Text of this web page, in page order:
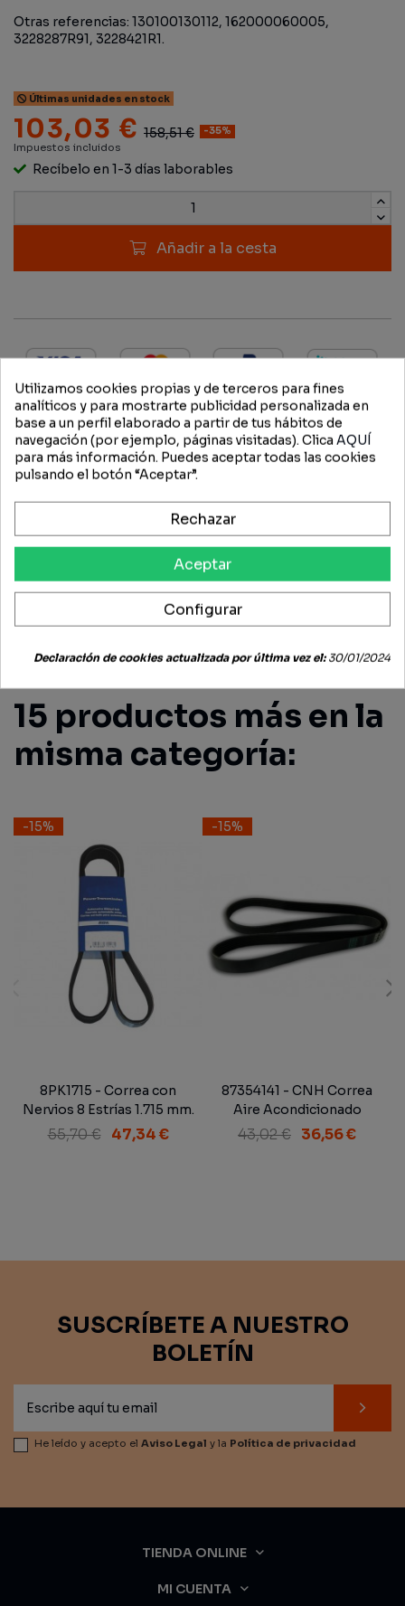
Otras referencias: 130100130112, 162000060005,
3228287R91, 3228421R1.
Últimas unidades en stock
103,03 € 158,51 € -35%
Impuestos incluidos
Recíbelo en 1-3 días laborables
Añadir a la cesta
DESCRIPCIÓN
FICHA TÉCNICA
OPINIONES (0)
15 productos más en la
misma categoría:
-15%
8PK1715 - Correa con
Nervios 8 Estrías 1.715 mm.
55,70 € 47,34 €
-15%
87354141 - CNH Correa
Aire Acondicionado
43,02 € 36,56 €
SUSCRÍBETE A NUESTRO
BOLETÍN
He leído y acepto el Aviso Legal y la Política de privacidad
TIENDA ONLINE
MI CUENTA
Utilizamos cookies propias y de terceros para fines
analíticos y para mostrarte publicidad personalizada en
base a un perfil elaborado a partir de tus hábitos de
navegación (por ejemplo, páginas visitadas). Clica AQUÍ
para más información. Puedes aceptar todas las cookies
pulsando el botón “Aceptar”.
Rechazar
Aceptar
Configurar
Declaración de cookies actualizada por última vez el:30/01/2024